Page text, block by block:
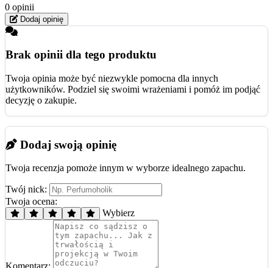
0 opinii
Dodaj opinię
Brak opinii dla tego produktu
Twoja opinia może być niezwykle pomocna dla innych
użytkowników. Podziel się swoimi wrażeniami i pomóż im podjąć
decyzję o zakupie.
Dodaj swoją opinię
Twoja recenzja pomoże innym w wyborze idealnego zapachu.
Twój nick:
Twoja ocena:
Wybierz